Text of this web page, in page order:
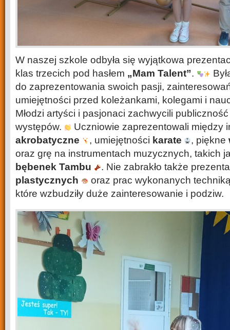
W naszej szkole odbyła się wyjątkowa
klas trzecich pod hasłem „Mam Talent”.
do zaprezentowania swoich pasji,
umiejętności przed koleżankami, kolegami i
Młodzi artyści i pasjonaci zachwycili
występów.
Uczniowie zaprezentowali między
akrobatyczne
, umiejętności karate , piękne
oraz grę na instrumentach muzycznych, takich
bębenek Tambu
. Nie zabrakło także
plastycznych
oraz prac wykonanych
które wzbudziły duże zainteresowanie i podziw.